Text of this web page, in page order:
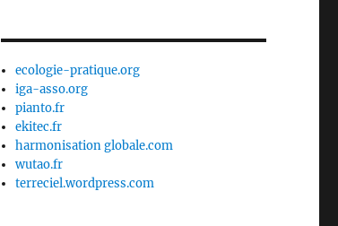
ecologie-pratique.org
iga-asso.org
pianto.fr
ekitec.fr
harmonisation globale.com
wutao.fr
terreciel.wordpress.com